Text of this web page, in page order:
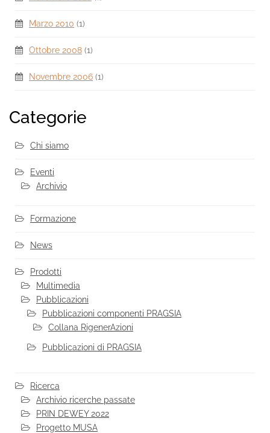
Marzo 2010 (1)
Ottobre 2008 (1)
Novembre 2006 (1)
Categorie
Chi siamo
Eventi
Archivio
Formazione
News
Prodotti
Multimedia
Pubblicazioni
Pubblicazioni componenti PRAGSIA
Collana RigenerAzioni
Pubblicazioni di PRAGSIA
Ricerca
Archivio ricerche passate
PRIN DEWEY 2022
Progetto MUSA